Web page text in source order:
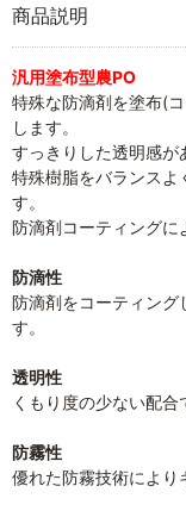
商品説明
汎用塗布型農PO
特殊な防滴剤を塗布(
します。
すっきりした透明感が
特殊樹脂をバランスよ
す。
防滴剤コーティングに
防滴性
防滴剤をコーティング
す。
透明性
くもり度の少ない配合
防霧性
優れた防霧技術により